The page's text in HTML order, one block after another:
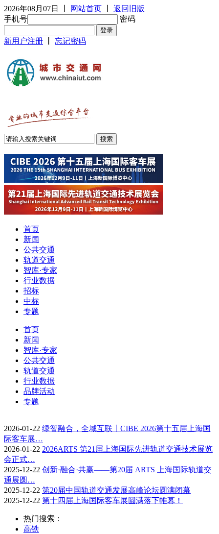
2026年08月07日 网站首页
返回旧版
手机号
密码
新用户注册 忘记密码
首页
新闻
公共交通
轨道交通
智库·专家
行业数据
招标
中标
专题
首页
新闻
智库·专家
公共交通
轨道交通
行业数据
品牌活动
专题
2026-01-22 绿智融合，全域互联丨CIBE 2026第十五届上海国
际客车展…
2026-01-22 2026ARTS 第21届上海国际先进轨道交通技术展览
会正式…
2025-12-22 创新·融合·共赢——第20届 ARTS 上海国际轨道交
通展圆…
2025-12-22 第20届中国轨道交通发展高峰论坛圆满闭幕
2025-12-22 第十四届上海国际客车展圆满落下帷幕！
热门搜索：
高铁